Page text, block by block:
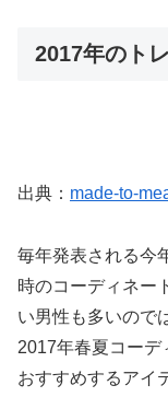
2017年のト
出典： made-to-
毎年発表される今
時のコーディネー
い男性も多いので
2017年春夏コー
おすすめするアイ